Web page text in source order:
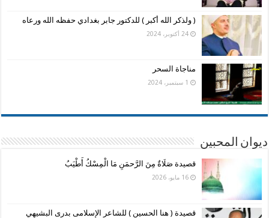
( ولذكر الله أكبر ) للدكتور جابر بغدادي حفظه الله ورعاه
24 أكتوبر، 2024
مناجاة السحر
1 سبتمبر، 2024
ديوان المحبين
قصيدة صَلَاةٌ مِنَ الرَّحمَنِ مَا الْمِسْكُ أَطْيَبُ
16 مايو، 2026
قصيدة ( هنا الحسين ) للشاعر الإسلامى بدرى البشيهي